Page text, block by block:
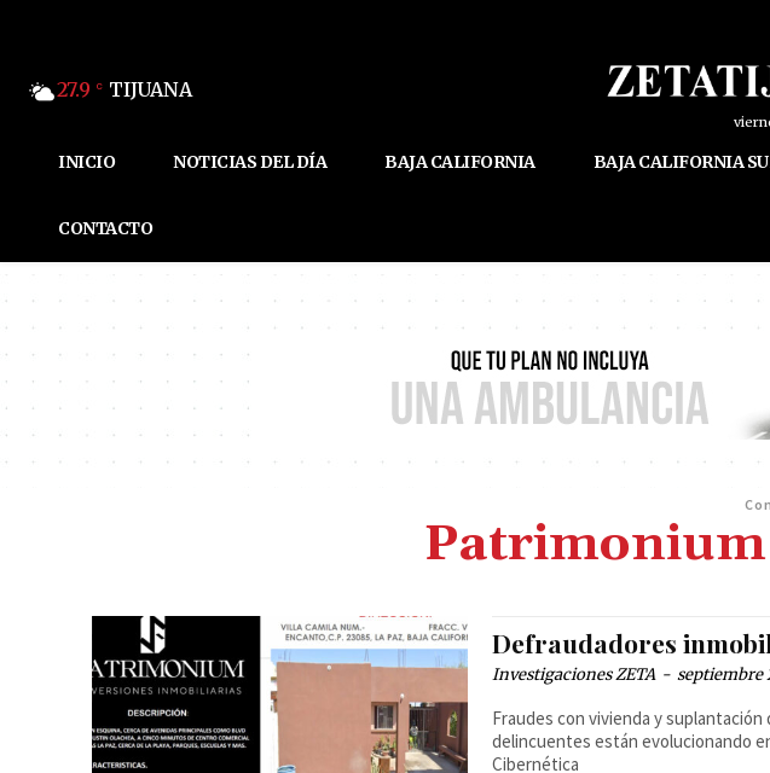
27.9 C TIJUANA
INICIO NOTICIAS DEL DÍA BAJA CALIFORNIA BAJA CALIFORNIA
CONTACTO
Defraudadores
Investigaciones ZETA - septiembre
Fraudes con vivienda y
delincuentes están evolucionando
Cibernética